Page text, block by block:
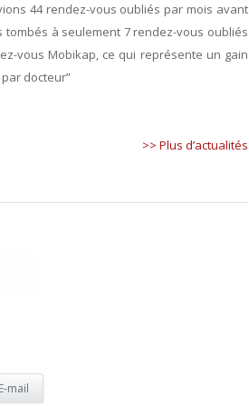
44 rendez-vous oubliés par mois avant
tombés à seulement 7 rendez-vous oubliés
vous Mobikap, ce qui représente un gain
docteur”
>> Plus d’actualités
E-mail